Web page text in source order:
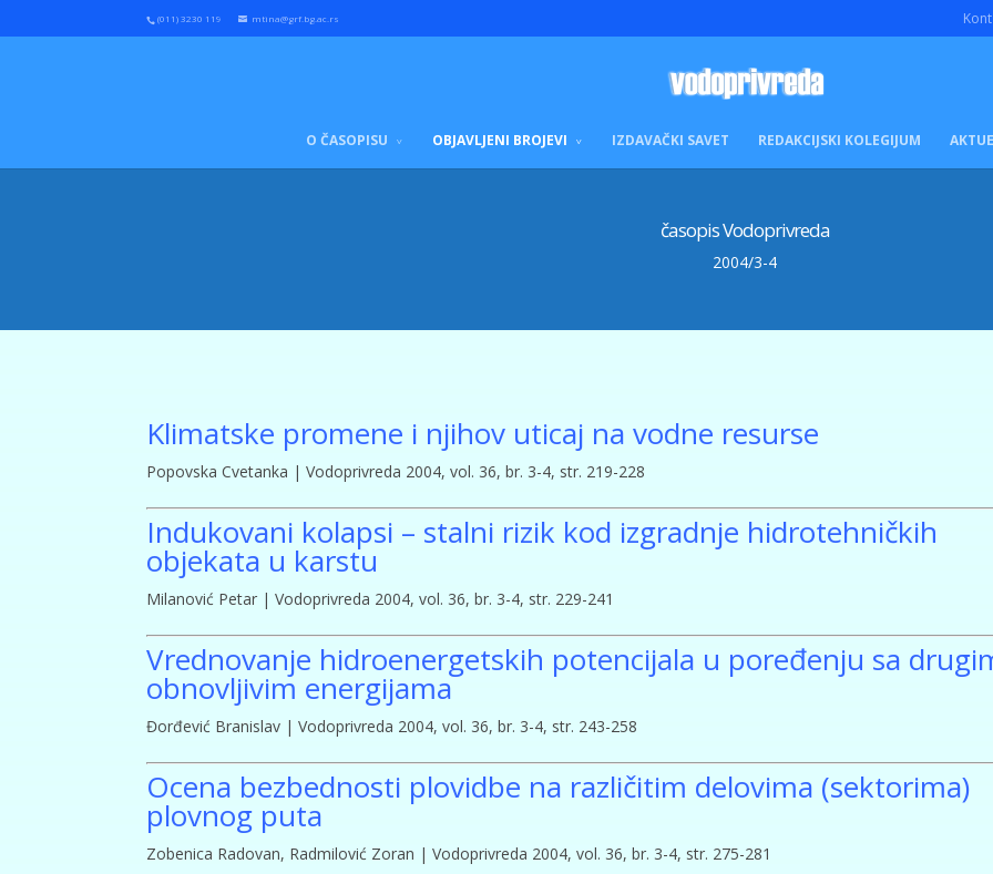
(011) 3230 119 mtina@grf.bg.ac.rs
O ČASOPISU OBJAVLJENI BROJEVI IZDAVAČKI SAVET REDAKCIJSKI KOLEGIJUM
časopis Vodoprivreda
2004/3-4
Klimatske promene i njihov uticaj na vodne resurse
Popovska Cvetanka | Vodoprivreda 2004, vol. 36, br. 3-4, str. 219-228
Indukovani kolapsi – stalni rizik kod izgradnje hidrotehničkih
objekata u karstu
Milanović Petar | Vodoprivreda 2004, vol. 36, br. 3-4, str. 229-241
Vrednovanje hidroenergetskih potencijala u poređenju sa
obnovljivim energijama
Đorđević Branislav | Vodoprivreda 2004, vol. 36, br. 3-4, str. 243-258
Ocena bezbednosti plovidbe na različitim delovima (sektorima)
plovnog puta
Zobenica Radovan, Radmilović Zoran | Vodoprivreda 2004, vol. 36, br. 3-4, str. 275-281